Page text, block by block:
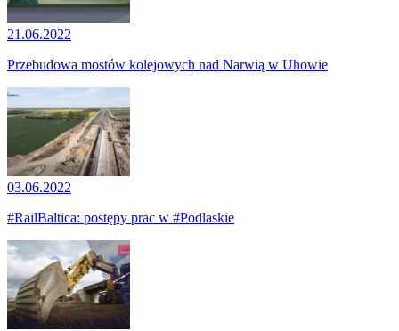
21.06.2022
Przebudowa mostów kolejowych nad Narwią w Uhowie
03.06.2022
#RailBaltica: postępy prac w #Podlaskie